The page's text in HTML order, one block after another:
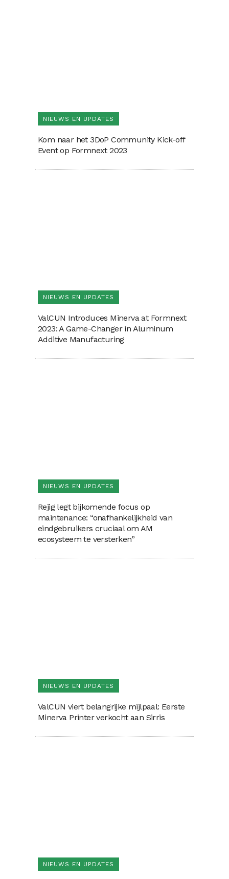
NIEUWS EN UPDATES
Kom naar het 3DoP Community Kick-off
Event op Formnext 2023
NIEUWS EN UPDATES
ValCUN Introduces Minerva at Formnext
2023: A Game-Changer in Aluminum
Additive Manufacturing
NIEUWS EN UPDATES
Rejig legt bijkomende focus op
maintenance: “onafhankelijkheid van
eindgebruikers cruciaal om AM
ecosysteem te versterken”
NIEUWS EN UPDATES
ValCUN viert belangrijke mijlpaal: Eerste
Minerva Printer verkocht aan Sirris
NIEUWS EN UPDATES